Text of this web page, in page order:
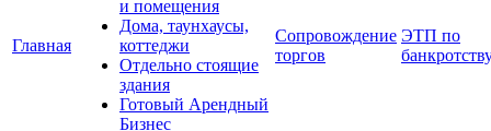
Главная
и помещения
Дома, таунхаусы,
коттеджи
Отдельно стоящие
здания
Готовый Арендный
Бизнес
Сопровождение
торгов
ЭТП по